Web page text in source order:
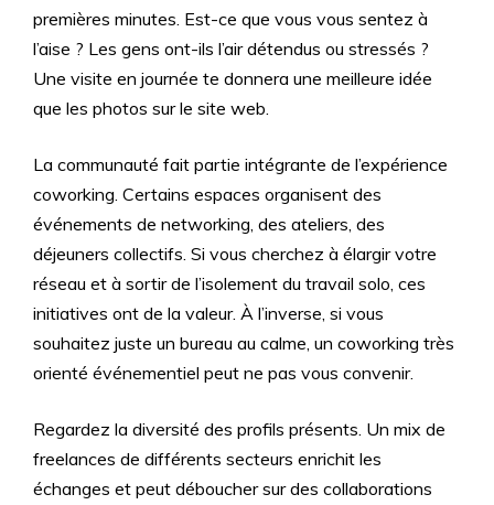
premières minutes. Est-ce que vous vous sentez à
l’aise ? Les gens ont-ils l’air détendus ou stressés ?
Une visite en journée te donnera une meilleure idée
que les photos sur le site web.
La communauté fait partie intégrante de l’expérience
coworking. Certains espaces organisent des
événements de networking, des ateliers, des
déjeuners collectifs. Si vous cherchez à élargir votre
réseau et à sortir de l’isolement du travail solo, ces
initiatives ont de la valeur. À l’inverse, si vous
souhaitez juste un bureau au calme, un coworking très
orienté événementiel peut ne pas vous convenir.
Regardez la diversité des profils présents. Un mix de
freelances de différents secteurs enrichit les
échanges et peut déboucher sur des collaborations